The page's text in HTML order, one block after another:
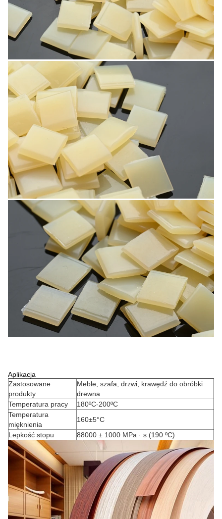
Aplikacja
Zastosowane
produkty
Meble, szafa, drzwi, krawędź do obróbki
drewna
Temperatura pracy
180ºC-200ºC
Temperatura
mięknienia
160±5°C
Lepkość stopu
88000 ± 1000 MPa · s (190 ºC)